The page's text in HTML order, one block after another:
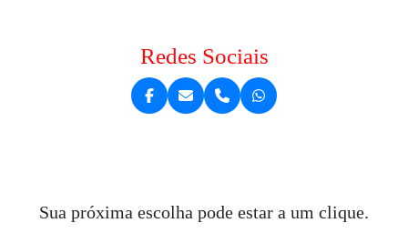
Redes Sociais
Sua próxima escolha pode estar a um clique.